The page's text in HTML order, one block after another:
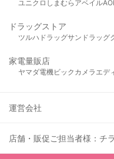
ユニクロ しまむら アベイル
ドラッグストア
ツルハドラッグサンドラッグ
家電量販店
ヤマダ電機ビックカメラ エデ
運営会社
店舗・販促ご担当者様：チ